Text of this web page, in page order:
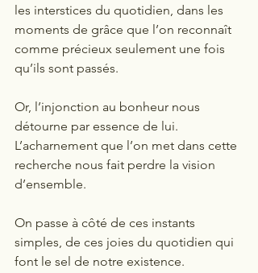
les interstices du quotidien, dans les
moments de grâce que l’on reconnaît
comme précieux seulement une fois
qu’ils sont passés.
Or, l’injonction au bonheur nous
détourne par essence de lui.
L’acharnement que l’on met dans cette
recherche nous fait perdre la vision
d’ensemble.
On passe à côté de ces instants
simples, de ces joies du quotidien qui
font le sel de notre existence.